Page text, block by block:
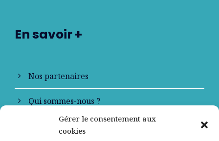
Gérer le consentement aux
cookies
En savoir +
Nos partenaires
Qui sommes-nous ?
Contactez-nous